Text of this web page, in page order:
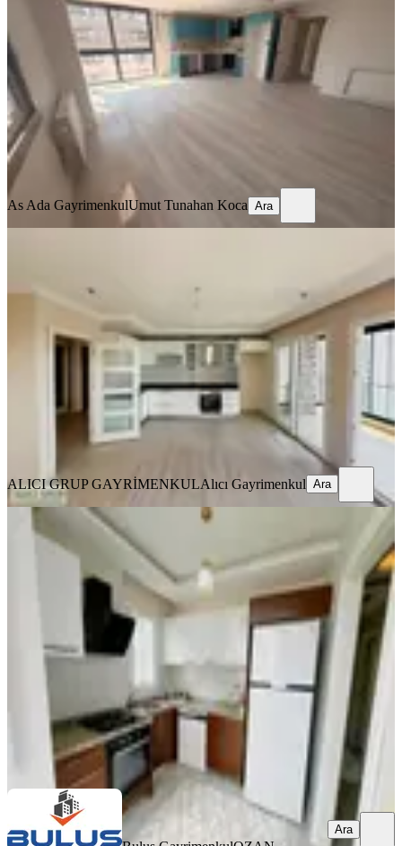
Seyhan, Mithatpaşa Mahallesi
3+1·135 m²· 12. Kat· 06.08.2026
30.000 ₺
As Ada Gayrimenkul
Ara
As Ada GayrimenkulUmut Tunahan Koca Ara
3+1·135 m²·10. Kat·06.08.2026
34.000 ₺
ALICI GRUP GAYRİMENKULAlıcı Gayrimenkul
ALICI GRUP GAYRİMENKULAlıcı Gayrimenkul Ara
YENİ
Gürselpaşa'da Geniş K.mutfak D.gazlı
2+1 Full Eşyalı Depozitosuz
Seyhan, Gürselpaşa Mahallesi
2+1·110 m²·5. Kat 06.08.2026
31.000 ₺
Buluş GayrimenkulOZAN CENGİZ
Ara